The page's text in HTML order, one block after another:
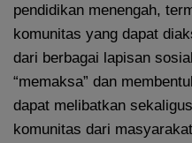
pendidikan menengah,
komunitas yang dapat
dari berbagai lapisan
“memaksa” dan
dapat melibatkan
komunitas dari